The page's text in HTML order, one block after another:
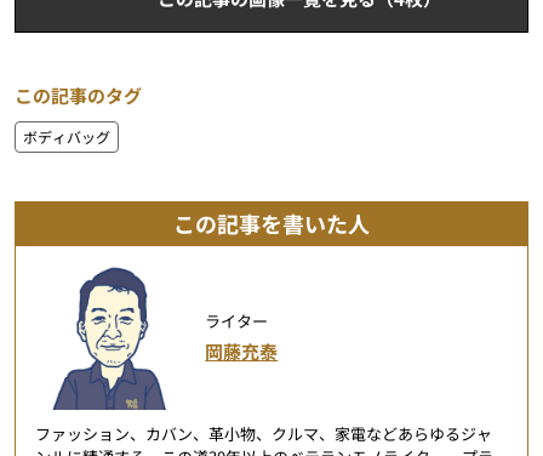
この記事のタグ
ボディバッグ
この記事を書いた人
ライター
岡藤充泰
ファッション、カバン、革小物、クルマ、家電などあらゆるジャ